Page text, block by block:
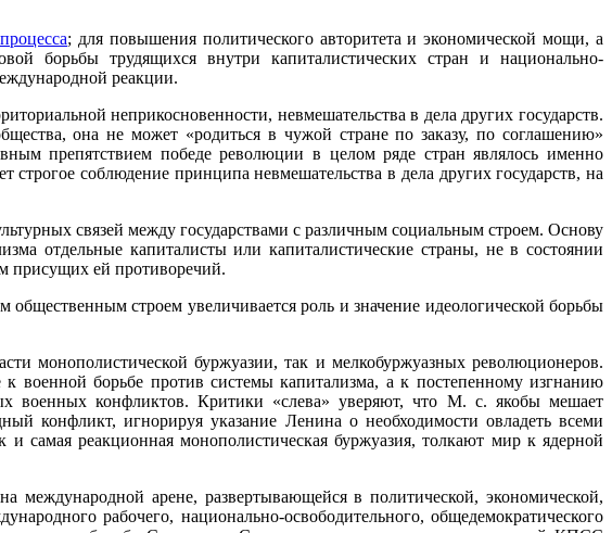
; для повышения политического авторитета и экономической мощи, а
борьбы трудящихся внутри капиталистических стран и национально-
реакции.
неприкосновенности, невмешательства в дела других государств.
она не может «родиться в чужой стране по заказу, по соглашению»
препятствием победе революции в целом ряде стран являлось именно
соблюдение принципа невмешательства в дела других государств, на
связей между государствами с различным социальным строем. Основу
отдельные капиталисты или капиталистические страны, не в состоянии
присущих ей противоречий.
строем увеличивается роль и значение идеологической борьбы
монополистической буржуазии, так и мелкобуржуазных революционеров.
военной борьбе против системы капитализма, а к постепенному изгнанию
конфликтов. Критики «слева» уверяют, что М. с. якобы мешает
конфликт, игнорируя указание Ленина о необходимости овладеть всеми
самая реакционная монополистическая буржуазия, толкают мир к ядерной
международной арене, развертывающейся в политической, экономической,
рабочего, национально-освободительного, общедемократического